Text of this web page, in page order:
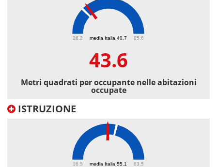
media Italia 40.7
26.2 85.6
43.6
Metri quadrati per occupante nelle abitazioni
occupate
ISTRUZIONE
media Italia 55.1
16.5 83.5